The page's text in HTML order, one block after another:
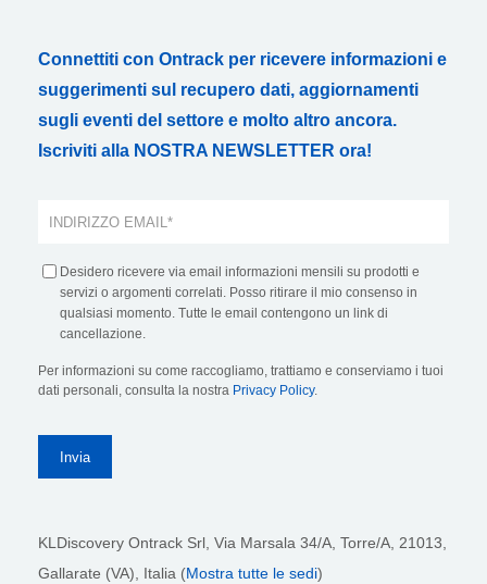
Connettiti con Ontrack per ricevere informazioni e
suggerimenti sul recupero dati, aggiornamenti
sugli eventi del settore e molto altro ancora.
Iscriviti alla NOSTRA NEWSLETTER ora!
Desidero ricevere via email informazioni mensili su prodotti e
servizi o argomenti correlati. Posso ritirare il mio consenso in
qualsiasi momento. Tutte le email contengono un link di
cancellazione.
Per informazioni su come raccogliamo, trattiamo e conserviamo i tuoi
dati personali, consulta la nostra Privacy Policy.
KLDiscovery Ontrack Srl, Via Marsala 34/A, Torre/A, 21013,
Gallarate (VA), Italia (Mostra tutte le sedi)